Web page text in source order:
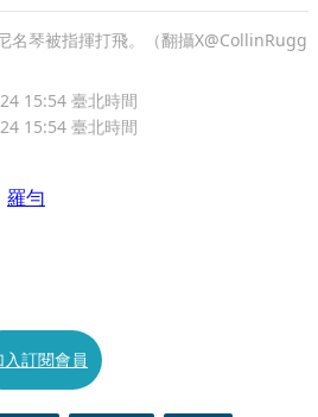
名琴被指揮打飛。（翻攝X@CollinRugg
15:54 臺北時間
15:54 臺北時間
羅勻
入訂閱會員